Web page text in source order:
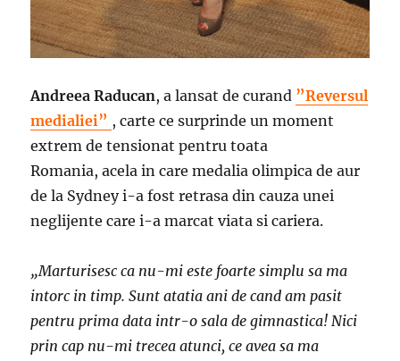
Andreea Raducan, a lansat de curand ”Reversul
medialiei” , carte ce surprinde un moment
extrem de tensionat pentru toata
Romania, acela in care medalia olimpica de aur
de la Sydney i-a fost retrasa din cauza unei
neglijente care i-a marcat viata si cariera.
„Marturisesc ca nu-mi este foarte simplu sa ma
intorc in timp. Sunt atatia ani de cand am pasit
pentru prima data intr-o sala de gimnastica! Nici
prin cap nu-mi trecea atunci, ce avea sa ma